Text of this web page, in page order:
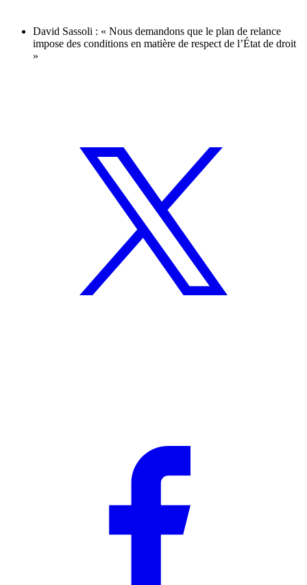
David Sassoli : « Nous demandons que le plan de relance
impose des conditions en matière de respect de l’État de droit
»